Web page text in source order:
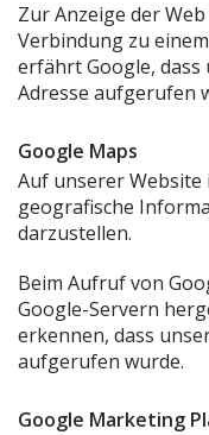
Zur Anzeige der
Verbindung zu
erfährt Google, dass
Adresse aufgerufen
Google Maps
Auf unserer Website
geografische
darzustellen.
Beim Aufruf von
Google-Servern
erkennen, dass
aufgerufen wurde.
Google Marketing